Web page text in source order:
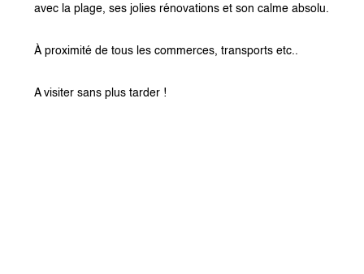
avec la plage, ses jolies rénovations et son calme absolu.
À proximité de tous les commerces, transports etc..
A visiter sans plus tarder !